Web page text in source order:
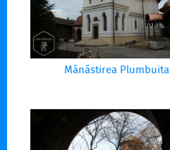
Mănăstirea Plumbuita